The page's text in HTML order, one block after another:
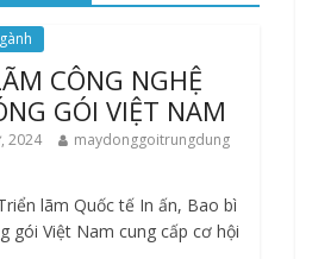
CÔNG NGHỆ
GÓI VIỆT NAM
2024
maydonggoitrungdung
lãm Quốc tế In ấn, Bao bì
gói Việt Nam cung cấp cơ hội